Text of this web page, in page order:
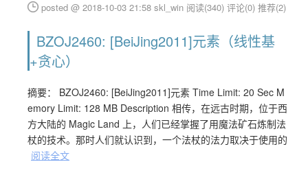
posted @ 2018-10-03 21:58 skl_win 阅读(340) 评论(0) 推荐(2)
BZOJ2460: [BeiJing2011]元素（线性基
+贪心）
摘要： BZOJ2460: [BeiJing2011]元素 Time Limit: 20 Sec M
emory Limit: 128 MB Description 相传，在远古时期，位于西
方大陆的 Magic Land 上，人们已经掌握了用魔法矿石炼制法
杖的技术。那时人们就认识到，一个法杖的法力取决于使用的
阅读全文